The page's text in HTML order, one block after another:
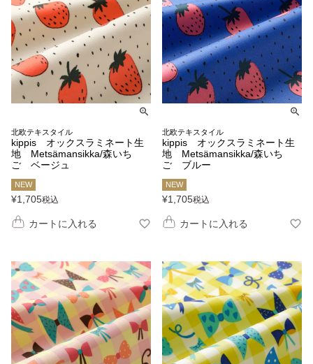
北欧テキスタイル
kippis オックスラミネート生
地 Metsämansikka/森いち
ご ベージュ
NEW
¥1,705税込
カートに入れる
北欧テキスタイル
kippis オックスラミネート生
地 Metsämansikka/森いち
ご ブルー
NEW
¥1,705税込
カートに入れる